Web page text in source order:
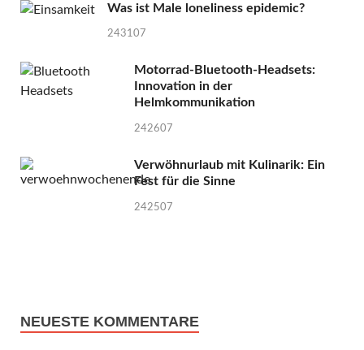
Was ist Male loneliness epidemic?
243107
Motorrad-Bluetooth-Headsets:
Innovation in der
Helmkommunikation
242607
Verwöhnurlaub mit Kulinarik: Ein
Fest für die Sinne
242507
NEUESTE KOMMENTARE